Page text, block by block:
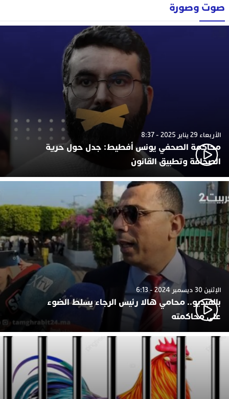
صوت وصورة
الأربعاء 29 يناير 2025 - 8:37
محاكمة الصحفي يونس أفطيط: جدل حول حرية
الصحافة وتطبيق القانون
الإثنين 30 ديسمبر 2024 - 6:13
بالفيديو.. محامي هالا رئيس الرجاء يسلط الضوء
على محاكمته